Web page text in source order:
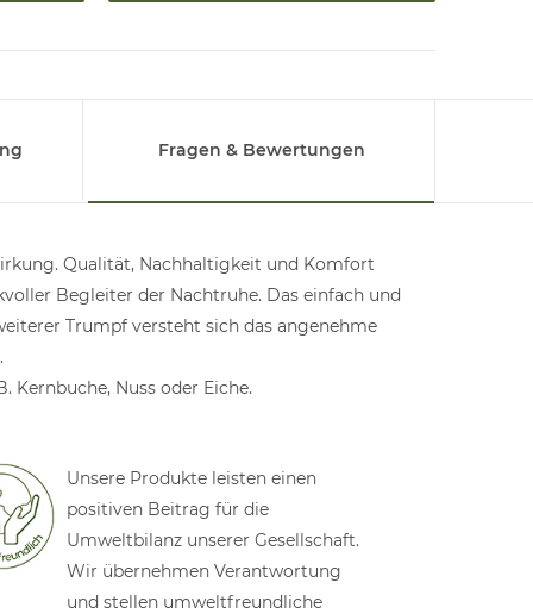
Fragen & Bewertungen
Qualität, Nachhaltigkeit und Komfort
Begleiter der Nachtruhe. Das einfach und
Trumpf versteht sich das angenehme
Kernbuche, Nuss oder Eiche.
Unsere Produkte leisten einen
positiven Beitrag für die
Umweltbilanz unserer Gesellschaft.
Wir übernehmen Verantwortung
und stellen umweltfreundliche